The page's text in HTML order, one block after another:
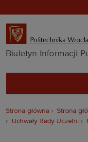
Biuletyn Informacji
Strona główna Strona
Uchwały Rady Uczelni